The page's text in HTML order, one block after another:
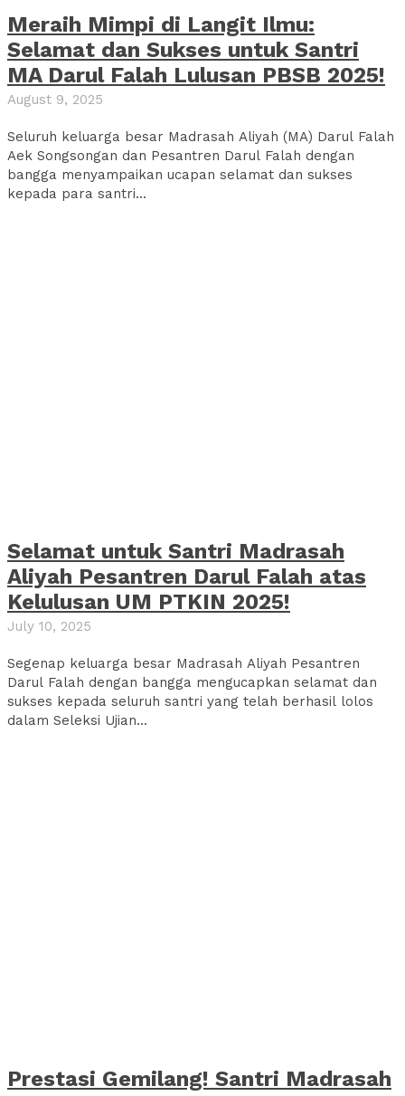
Meraih Mimpi di Langit Ilmu:
Selamat dan Sukses untuk Santri
MA Darul Falah Lulusan PBSB 2025!
August 9, 2025
Seluruh keluarga besar Madrasah Aliyah (MA) Darul Falah
Aek Songsongan dan Pesantren Darul Falah dengan
bangga menyampaikan ucapan selamat dan sukses
kepada para santri...
Selamat untuk Santri Madrasah
Aliyah Pesantren Darul Falah atas
Kelulusan UM PTKIN 2025!
July 10, 2025
Segenap keluarga besar Madrasah Aliyah Pesantren
Darul Falah dengan bangga mengucapkan selamat dan
sukses kepada seluruh santri yang telah berhasil lolos
dalam Seleksi Ujian...
Prestasi Gemilang! Santri Madrasah